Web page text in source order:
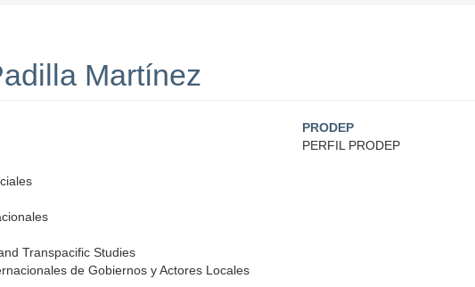
Martínez
PRODEP
PERFIL PRODEP
Transpacific Studies
de Gobiernos y Actores Locales